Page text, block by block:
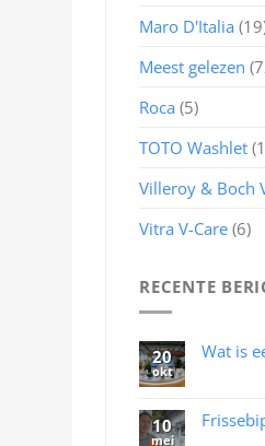
Maro D'Italia
Meest gelezen
Roca (5)
TOTO Washlet
Villeroy & Boch
Vitra V-Care (6)
RECENTE
20
okt
Wat is
Wat
is
10
mei